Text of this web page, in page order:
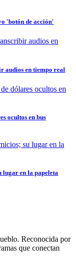
'botón de acción'
audios en tiempo real
ocultos en bus
lugar en la papeleta
Reconocida por
que conectan